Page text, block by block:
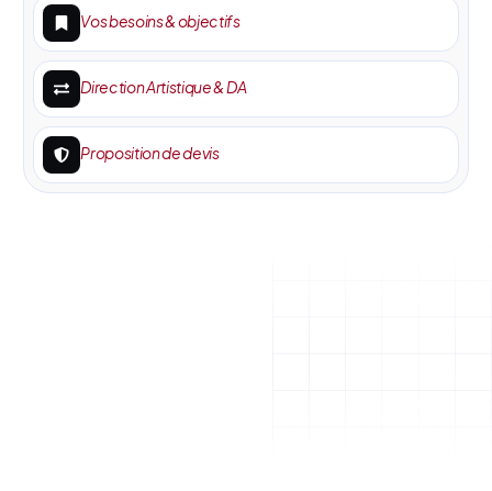
Vos besoins & objectifs
Direction Artistique & DA
Proposition de devis